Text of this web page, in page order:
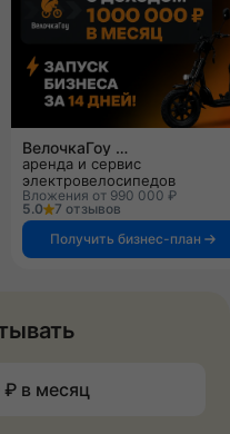
ВелочкаГоу
аренда и сервис
электровелосипедов
Вложения от 990 000 ₽
5.0
7 отзывов
Получить бизнес-план
в месяц